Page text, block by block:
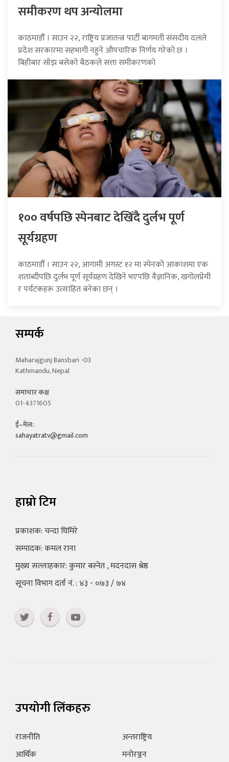
समीकरण थप अन्योलमा
काठमाडौँ । साउन २२, राष्ट्रिय प्रजातन्त्र पार्टी बागमती संसदीय दलले
प्रदेश सरकारमा सहभागी नहुने औपचारिक निर्णय गरेको छ ।
बिहीबार साँझ बसेको बैठकले सत्ता समीकरणको
१०० वर्षपछि स्पेनबाट देखिँदै दुर्लभ पूर्ण
सूर्यग्रहण
काठमाडौँ । साउन २२, आगामी अगस्ट १२ मा स्पेनको आकाशमा एक
शताब्दीपछि दुर्लभ पूर्ण सूर्यग्रहण देखिने भएपछि वैज्ञानिक, खगोलप्रेमी
र पर्यटकहरू उत्साहित बनेका छन् ।
सम्पर्क
Maharajgunj Bansbari -03
Kathmandu, Nepal
समाचार कक्ष
01-4371605
ई–मेल:
sahayatratv@gmail.com
हाम्रो टिम
प्रकाशक: चन्दा घिमिरे
सम्पादक: कमल राना
मुख्य सल्लाहकार: कुमार बस्नेत , मदनदास श्रेष्ठ
सूचना विभाग दर्ता नं. : ४३ - ०७३ / ७४
उपयोगी लिंकहरु
राजनीति
आर्थिक
अन्तराष्ट्रिय
मनोरञ्जन